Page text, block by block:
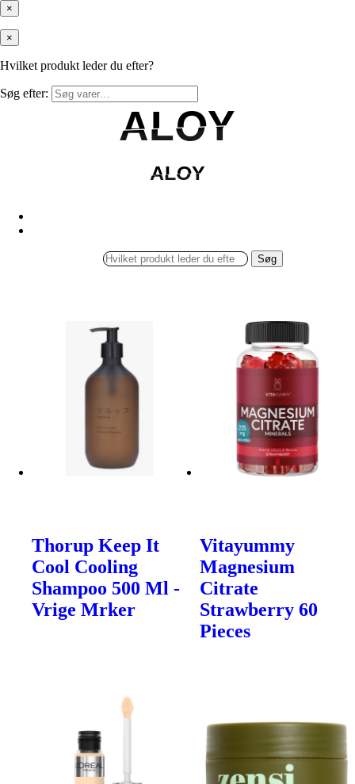
×
×
Hvilket produkt leder du efter?
Søg efter:
ALOY
ALOY
ALOY
ALOY
Søg
Thorup Keep It
Cool Cooling
Shampoo 500 Ml -
Vrige Mrker
Vitayummy
Magnesium
Citrate
Strawberry 60
Pieces